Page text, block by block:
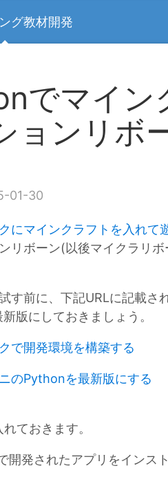
グ教材開発
でマイン
ョンリボ
01-30
にマインクラフトを入れて
リボーン(以後マイクラリ
す前に、下記URLに記載
版にしておきましょう。
で開発環境を構築する
のPythonを最新版にする
ておきます。
開発されたアプリをインス